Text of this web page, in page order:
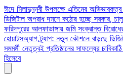
Skip
to
content
ঈদে মিলাদুন্নবী উপলক্ষে এতিমের
ডিজিটাল অপরাধ দমনে কঠোর হচ্ছে সরকার,
ফরিদপুরের আলফাডাঙ্গায় জমি সংক্রান্ত
হোয়াটসঅ্যাপ ট্র্যাপ: নতুন কৌশলে বাড়ছে
সমমর্মী নেতৃত্বই প্রতিষ্ঠানের সাফল্যের
হিসেবে